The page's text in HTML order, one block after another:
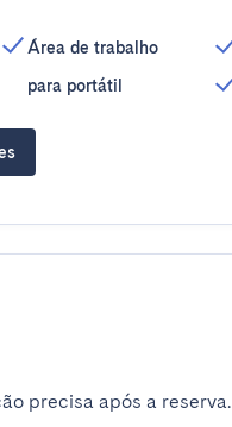
Área de trabalho
para portátil
precisa após a reserva.